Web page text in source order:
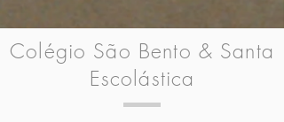
Colégio São Bento & Santa
Escolástica